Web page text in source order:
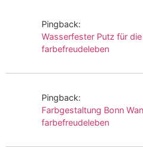
Pingback:
Wasserfester Putz für die
farbefreudeleben
Pingback:
Farbgestaltung Bonn
farbefreudeleben